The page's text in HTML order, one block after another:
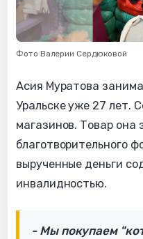
Фото Валерии Сердюковой
Асия Муратова
Уральске уже 27 лет.
магазинов. Товар она
благотворительного
вырученные деньги
инвалидностью.
- Мы покупаем